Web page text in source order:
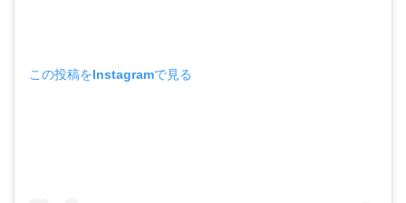
この投稿をInstagramで見る